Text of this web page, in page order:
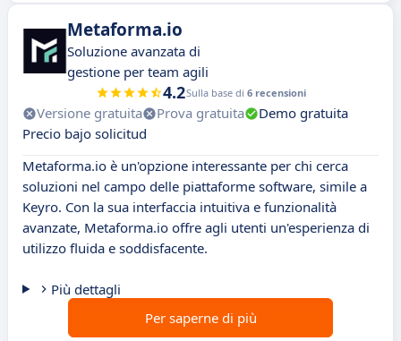
Metaforma.io
Soluzione avanzata di
gestione per team agili
4.2Sulla base di 6 recensioni
Versione gratuita Prova gratuita
Demo gratuita
Precio bajo solicitud
Metaforma.io è un'opzione interessante per chi cerca
soluzioni nel campo delle piattaforme software, simile a
Keyro. Con la sua interfaccia intuitiva e funzionalità
avanzate, Metaforma.io offre agli utenti un'esperienza di
utilizzo fluida e soddisfacente.
Più dettagli
Per saperne di più